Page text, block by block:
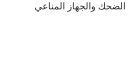
الضحك والجهاز المناعي